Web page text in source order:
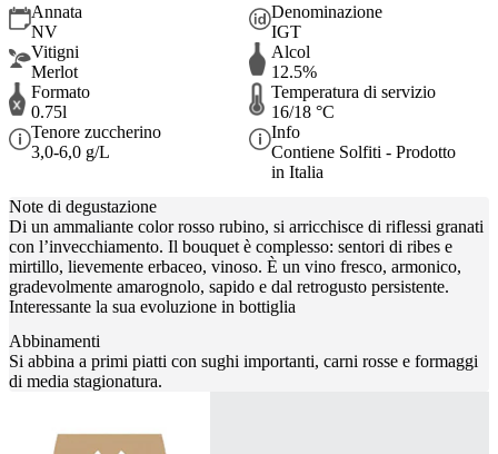
Annata
NV
Denominazione
IGT
Vitigni
Merlot
Alcol
12.5%
Formato
0.75l
Temperatura di servizio
16/18 °C
Tenore zuccherino
3,0-6,0 g/L
Info
Contiene Solfiti - Prodotto
in Italia
Note di degustazione
Di un ammaliante color rosso rubino, si arricchisce di riflessi granati
con l’invecchiamento. Il bouquet è complesso: sentori di ribes e
mirtillo, lievemente erbaceo, vinoso. È un vino fresco, armonico,
gradevolmente amarognolo, sapido e dal retrogusto persistente.
Interessante la sua evoluzione in bottiglia
Abbinamenti
Si abbina a primi piatti con sughi importanti, carni rosse e formaggi
di media stagionatura.